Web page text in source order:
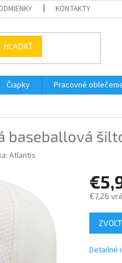
KONTAKTY
HĽADAŤ
Čiapky Pracovné
baseballová
Atlantis
€7,26
cena:
Detailné